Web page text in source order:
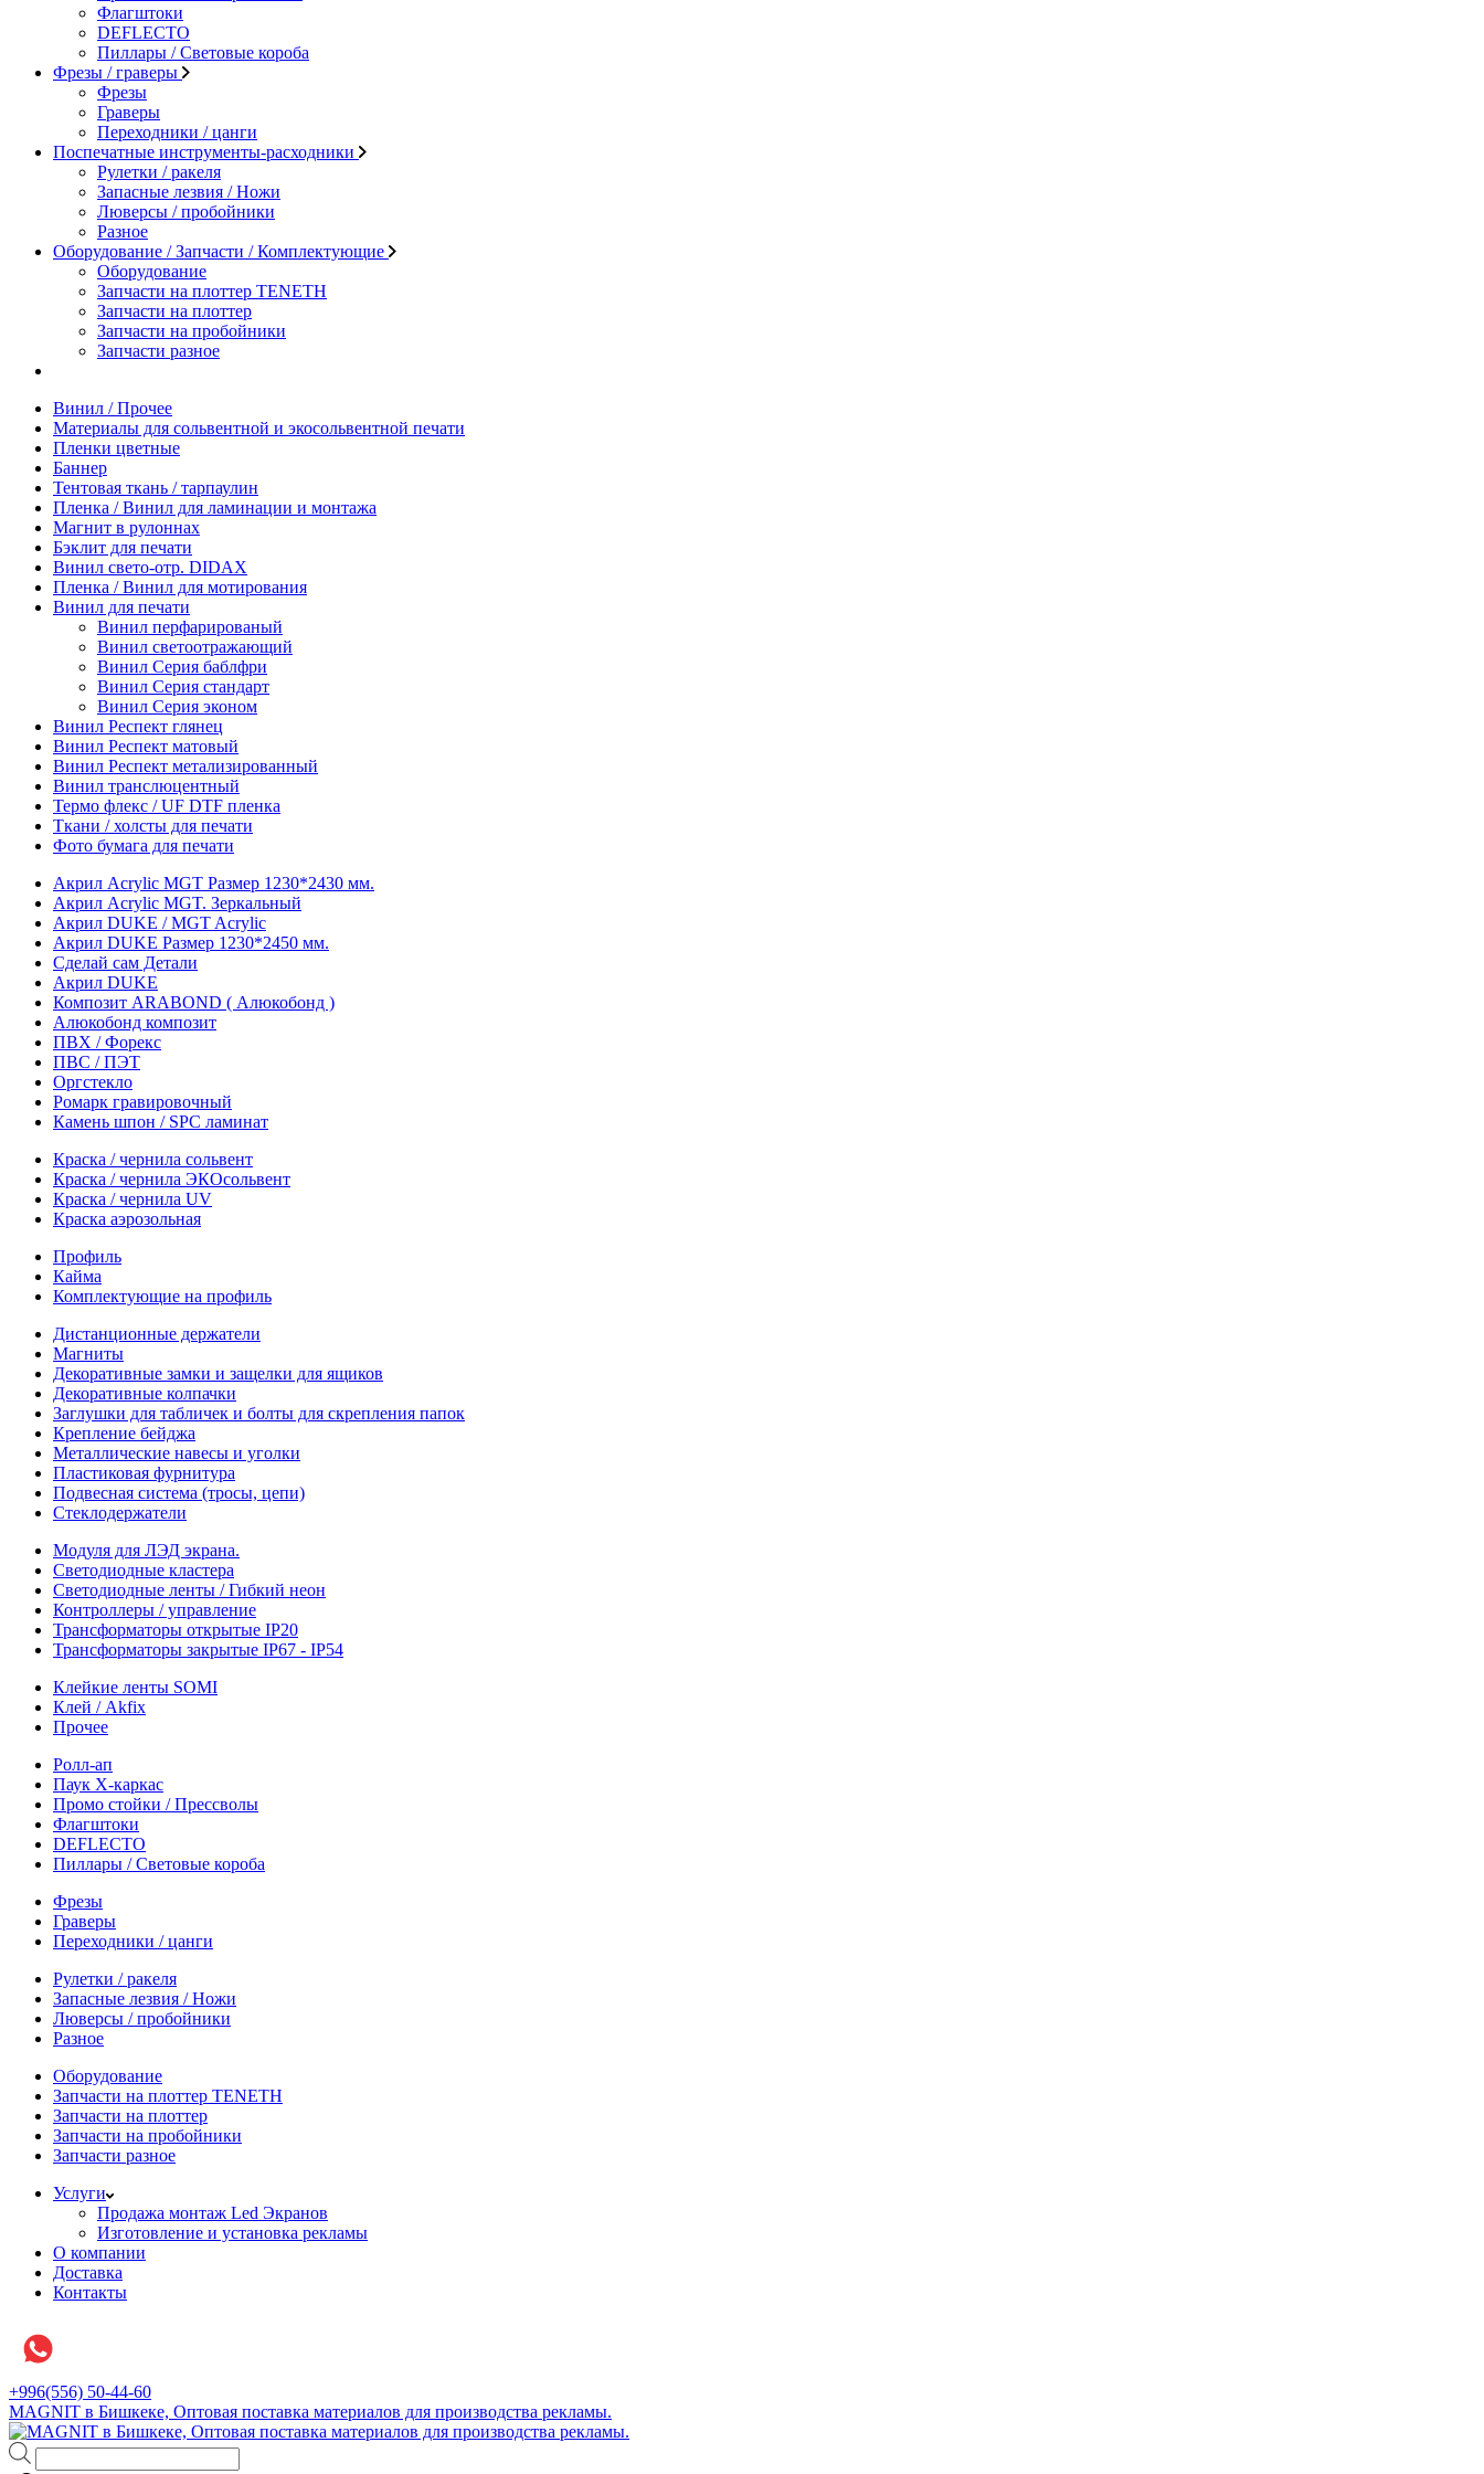
Флагштоки
DEFLECTO
Пиллары / Световые короба
Фрезы / граверы
Фрезы
Граверы
Переходники / цанги
Поспечатные инструменты-расходники
Рулетки / ракеля
Запасные лезвия / Ножи
Люверсы / пробойники
Разное
Оборудование / Запчасти / Комплектующие
Оборудование
Запчасти на плоттер TENETH
Запчасти на плоттер
Запчасти на пробойники
Запчасти разное
Винил / Прочее
Материалы для сольвентной и экосольвентной печати
Пленки цветные
Баннер
Тентовая ткань / тарпаулин
Пленка / Винил для ламинации и монтажа
Магнит в рулоннах
Бэклит для печати
Винил свето-отр. DIDAX
Пленка / Винил для мотирования
Винил для печати
Винил перфарированый
Винил светоотражающий
Винил Серия баблфри
Винил Серия стандарт
Винил Серия эконом
Винил Респект глянец
Винил Респект матовый
Винил Респект метализированный
Винил транслюцентный
Термо флекс / UF DTF пленка
Ткани / холсты для печати
Фото бумага для печати
Акрил Acrylic MGT Размер 1230*2430 мм.
Акрил Acrylic MGT. Зеркальный
Акрил DUKE / MGT Acrylic
Акрил DUKE Размер 1230*2450 мм.
Сделай сам Детали
Акрил DUKE
Композит ARABOND ( Алюкобонд )
Алюкобонд композит
ПВХ / Форекс
ПВС / ПЭТ
Оргстекло
Ромарк гравировочный
Камень шпон / SPC ламинат
Краска / чернила сольвент
Краска / чернила ЭКОсольвент
Краска / чернила UV
Краска аэрозольная
Профиль
Кайма
Комплектующие на профиль
Дистанционные держатели
Магниты
Декоративные замки и защелки для ящиков
Декоративные колпачки
Заглушки для табличек и болты для скрепления папок
Крепление бейджа
Металлические навесы и уголки
Пластиковая фурнитура
Подвесная система (тросы, цепи)
Стеклодержатели
Модуля для ЛЭД экрана.
Светодиодные кластера
Светодиодные ленты / Гибкий неон
Контроллеры / управление
Трансформаторы открытые IP20
Трансформаторы закрытые IP67 - IP54
Клейкие ленты SOMI
Клей / Akfix
Прочее
Ролл-ап
Паук X-каркас
Промо стойки / Прессволы
Флагштоки
DEFLECTO
Пиллары / Световые короба
Фрезы
Граверы
Переходники / цанги
Рулетки / ракеля
Запасные лезвия / Ножи
Люверсы / пробойники
Разное
Оборудование
Запчасти на плоттер TENETH
Запчасти на плоттер
Запчасти на пробойники
Запчасти разное
Услуги
Продажа монтаж Led Экранов
Изготовление и установка рекламы
О компании
Доставка
Контакты
+996(556) 50-44-60
MAGNIT в Бишкеке, Оптовая поставка материалов для производства рекламы.
Поиск
товаров